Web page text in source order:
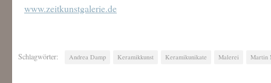
www.zeitkunstgalerie.de
Schlagwörter: Andrea Damp Keramikkunst Keramikunikate Malerei Martin